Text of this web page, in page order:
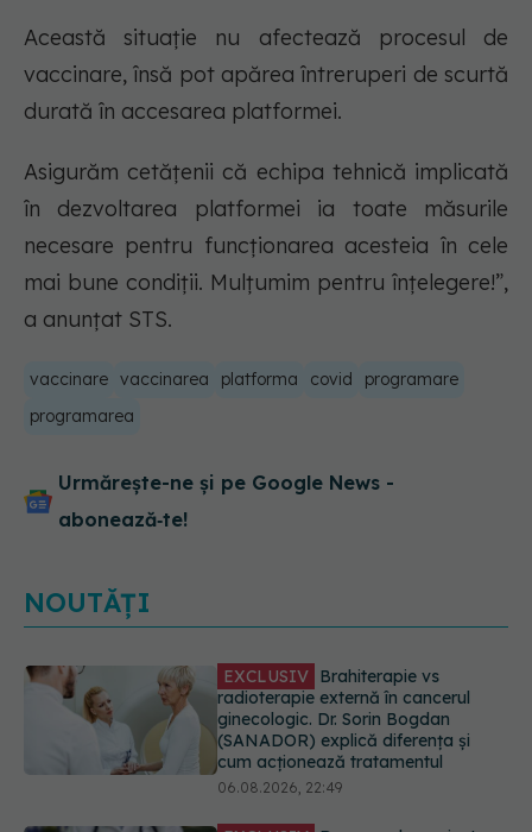
Această situație nu afectează procesul de
vaccinare, însă pot apărea întreruperi de scurtă
durată în accesarea platformei.
Asigurăm cetățenii că echipa tehnică implicată
în dezvoltarea platformei ia toate măsurile
necesare pentru funcționarea acesteia în cele
mai bune condiții. Mulțumim pentru înțelegere!”,
a anunțat STS.
vaccinare vaccinarea platforma covid
programare
programarea
Urmărește-ne și pe Google News -
abonează‑te!
NOUTĂȚI
EXCLUSIV De ce unele paciente
cu cancer de col uterin nu mai ajung
la operație. Dr. Sorin Bogdan
(SANADOR): Intervenția
chirurgicală, doar în situații
particulare